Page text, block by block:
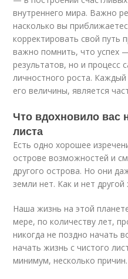
внутреннего мира. Важно
насколько вы
корректировать свой путь
важно помнить, что успех
результатов, но и процесс
личностного роста.
его величины, является
Что вдохновило вас
листа
Есть одно хорошее
острове возможностей и
другого острова. Но они
земли нет. Как и нет
Наша жизнь на этой
мере, по количеству лет,
никогда не поздно начать
начать жизнь с чистого
минимум, несколько причин.